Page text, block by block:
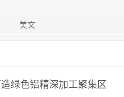
美文
绿色铝精深加工聚集区